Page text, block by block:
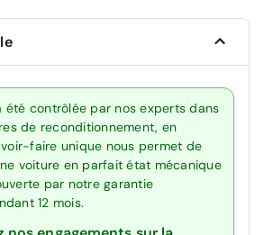
été contrôlée par nos experts dans
de reconditionnement, en
faire unique nous permet de
voiture en parfait état mécanique
par notre garantie
12 mois.